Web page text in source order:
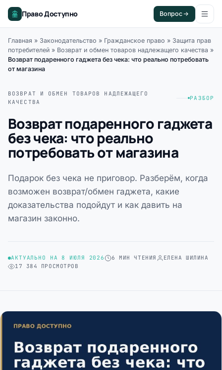
Право Доступно Вопрос
Главная » Законодательство » Гражданское право » Защита прав
потребителей » Возврат и обмен товаров надлежащего качества »
Возврат подаренного гаджета без чека: что реально потребовать
от магазина
ВОЗВРАТ И ОБМЕН ТОВАРОВ НАДЛЕЖАЩЕГО
КАЧЕСТВА
РАЗБОР
Возврат подаренного гаджета
без чека: что реально
потребовать от магазина
Подарок без чека не приговор. Разберём, когда
возможен возврат/обмен гаджета, какие
доказательства подойдут и как давить на
магазин законно.
АКТУАЛЬНО НА 8 ИЮЛЯ 2026 6 МИН ЧТЕНИЯ
ЕЛЕНА ШИЛИНА
17 384 ПРОСМОТРОВ